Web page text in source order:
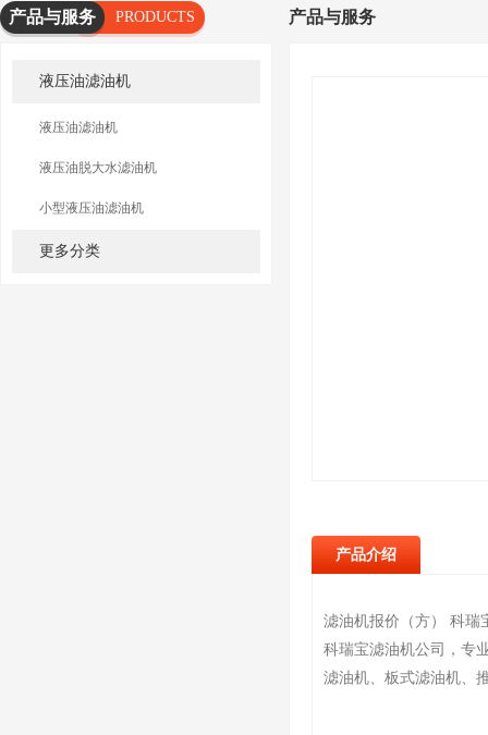
产品与服务
PRODUCTS
SERVICES
液压油滤油机
液压油滤油机
液压油脱大水滤油机
小型液压油滤油机
更多分类
产品与服务
产品介绍
滤油机报价（方） 科
科瑞宝滤油机公司，专
滤油机、板式滤油机、